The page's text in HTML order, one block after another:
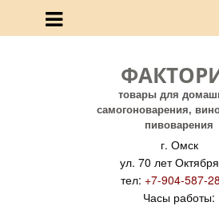
товары для
самогоноварения,
пивоварения
г. Омск
ул. 70 лет
тел: +7-904-587-
Часы работы: